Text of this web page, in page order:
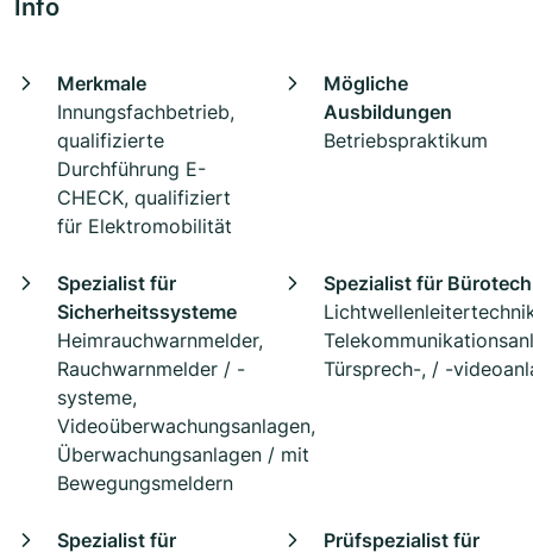
Info
Merkmale
Innungsfachbetrieb,
qualifizierte
Durchführung E-
CHECK, qualifiziert
für Elektromobilität
Mögliche
Ausbildungen
Betriebspraktikum
Spezialist für
Sicherheitssysteme
Heimrauchwarnmelder,
Rauchwarnmelder / -
systeme,
Videoüberwachungsanlagen,
Überwachungsanlagen / mit
Bewegungsmeldern
Spezialist für
Türsprech-, / -
Spezialist für
Prüfspezialist für